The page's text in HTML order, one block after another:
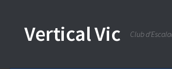
Vertical Vic Club